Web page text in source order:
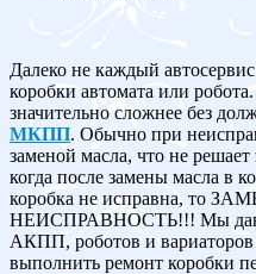
Далеко не каждый
коробки автомата или
значительно сложнее без
МКПП. Обычно при
заменой масла, что не
когда после замены масла в
коробка не исправна, то
НЕИСПРАВНОСТЬ!!! Мы
АКПП, роботов и
выполнить ремонт коробки